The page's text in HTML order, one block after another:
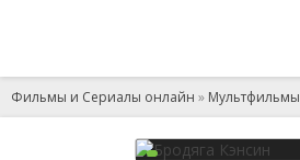
Фильмы и Сериалы онлайн » Мультфильмы